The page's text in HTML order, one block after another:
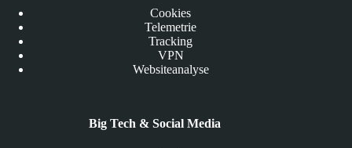
Cookies
Telemetrie
Tracking
VPN
Websiteanalyse
Big Tech & Social Media